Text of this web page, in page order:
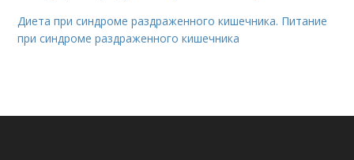
Диета при синдроме раздраженного кишечника. Питание
при синдроме раздраженного кишечника